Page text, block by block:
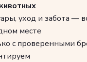
уход и забота —
месте
с проверенными